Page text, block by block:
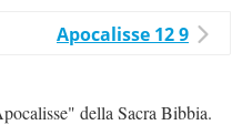
Apocalisse 12 9
della Sacra Bibbia.